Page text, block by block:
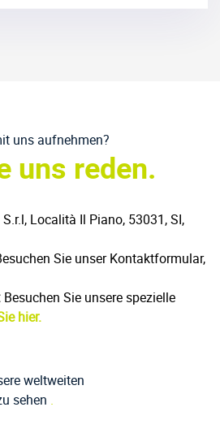
uns aufnehmen?
uns reden.
Località Il Piano, 53031, SI,
Sie unser Kontaktformular,
Besuchen Sie unsere spezielle
hier.
weltweiten
sehen .